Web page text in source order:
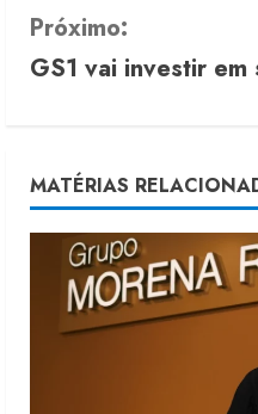
n
t
n
u
Próximo:
GS1 vai investir
MATÉRIAS